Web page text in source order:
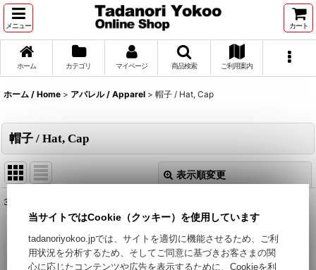
メニュー カート
ホーム カテゴリ マイページ 商品検索 ご利用案内
ホーム / Home > アパレル / Apparel > 帽子 / Hat, Cap
帽子 / Hat, Cap
表示順変更
表示数:
並び順:
3
当サイトではCookie（クッキー）を使用しています
tadanoriyokoo.jpでは、サイトを適切に機能させるため、ご利
用状況を分析するため、そしてご同意に基づきお客さまの関
心に応じたコンテンツや広告を表示するために、Cookieを利